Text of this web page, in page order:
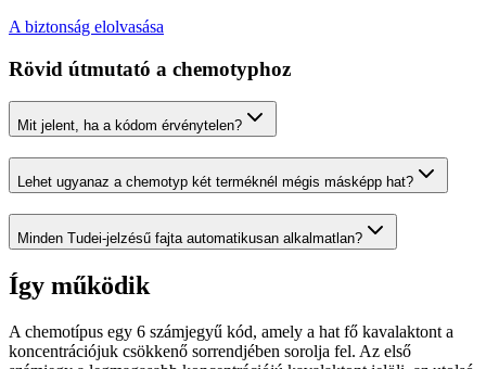
A biztonság elolvasása
Rövid útmutató a chemotyphoz
Mit jelent, ha a kódom érvénytelen?
Lehet ugyanaz a chemotyp két terméknél mégis másképp hat?
Minden Tudei-jelzésű fajta automatikusan alkalmatlan?
Így működik
A chemotípus egy 6 számjegyű kód, amely a hat fő kavalaktont a
koncentrációjuk csökkenő sorrendjében sorolja fel. Az első